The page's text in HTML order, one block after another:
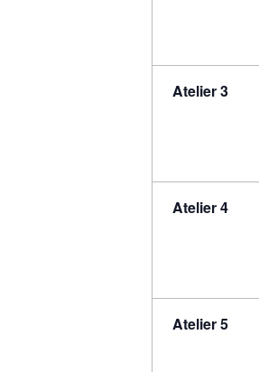
Atelier 3
Atelier 4
Atelier 5